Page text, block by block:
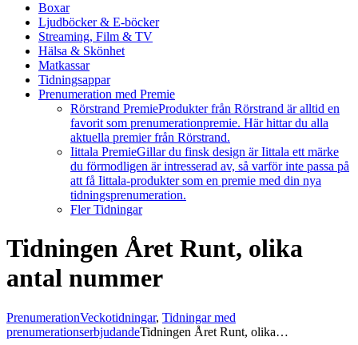
Boxar
Ljudböcker & E-böcker
Streaming, Film & TV
Hälsa & Skönhet
Matkassar
Tidningsappar
Prenumeration med Premie
Rörstrand PremieProdukter från Rörstrand är alltid en
favorit som prenumerationpremie. Här hittar du alla
aktuella premier från Rörstrand.
Iittala PremieGillar du finsk design är Iittala ett märke
du förmodligen är intresserad av, så varför inte passa på
att få Iittala-produkter som en premie med din nya
tidningsprenumeration.
Fler Tidningar
Tidningen Året Runt, olika
antal nummer
PrenumerationVeckotidningar, Tidningar med
prenumerationserbjudandeTidningen Året Runt, olika…